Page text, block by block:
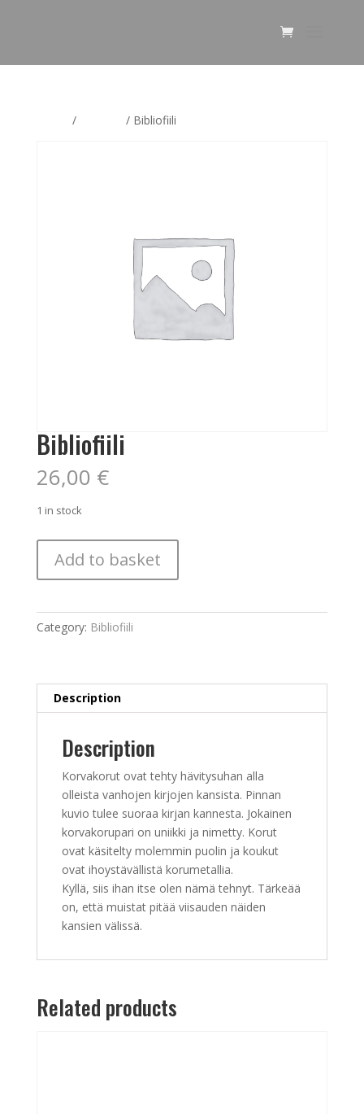
/ / Bibliofiili
Bibliofiili
26,00 €
1 in stock
quantity
Add to basket
Category: Bibliofiili
Description
Description
Korvakorut ovat tehty hävitysuhan alla
olleista vanhojen kirjojen kansista. Pinnan
kuvio tulee suoraa kirjan kannesta. Jokainen
korvakorupari on uniikki ja nimetty. Korut
ovat käsitelty molemmin puolin ja koukut
ovat ihoystävällistä korumetallia.
Kyllä, siis ihan itse olen nämä tehnyt. Tärkeää
on, että muistat pitää viisauden näiden
kansien välissä.
Related products